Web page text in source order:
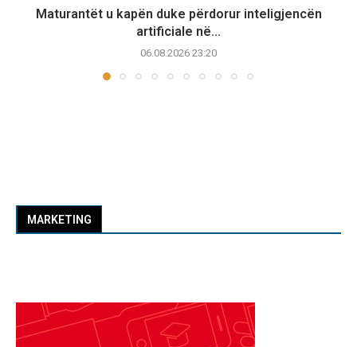
Maturantët u kapën duke përdorur inteligjencën
artificiale në...
06.08.2026 23:20
MARKETING